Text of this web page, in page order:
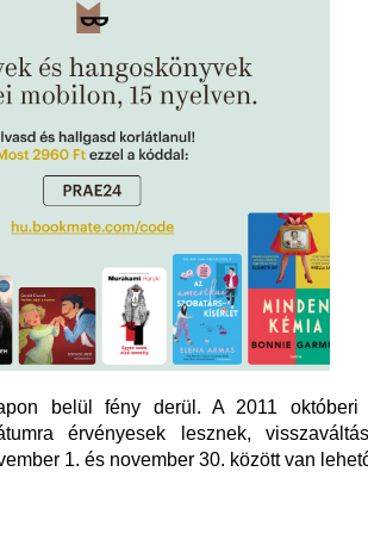
belül fény derül. A 2011 októberi
érvényesek lesznek,
1. és november 30. között van